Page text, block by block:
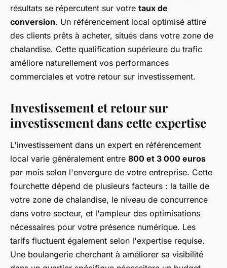
résultats se répercutent sur votre taux de
conversion. Un référencement local optimisé attire
des clients prêts à acheter, situés dans votre zone de
chalandise. Cette qualification supérieure du trafic
améliore naturellement vos performances
commerciales et votre retour sur investissement.
Investissement et retour sur
investissement dans cette expertise
L'investissement dans un expert en référencement
local varie généralement entre 800 et 3 000 euros
par mois selon l'envergure de votre entreprise. Cette
fourchette dépend de plusieurs facteurs : la taille de
votre zone de chalandise, le niveau de concurrence
dans votre secteur, et l'ampleur des optimisations
nécessaires pour votre présence numérique. Les
tarifs fluctuent également selon l'expertise requise.
Une boulangerie cherchant à améliorer sa visibilité